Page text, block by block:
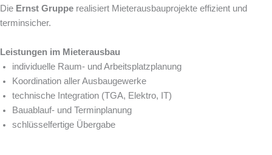
Die Ernst Gruppe realisiert Mieterausbauprojekte effizient und
terminsicher.
Leistungen im Mieterausbau
individuelle Raum- und Arbeitsplatzplanung
Koordination aller Ausbaugewerke
technische Integration (TGA, Elektro, IT)
Bauablauf- und Terminplanung
schlüsselfertige Übergabe